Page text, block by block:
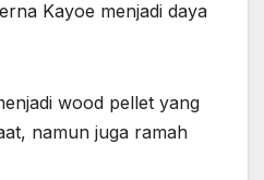
Kayoe menjadi daya
wood pellet yang
namun juga ramah